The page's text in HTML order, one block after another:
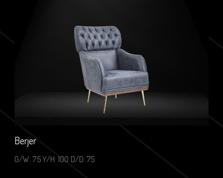
Berjer
G/W: 75 Y/H: 100 D/D: 75